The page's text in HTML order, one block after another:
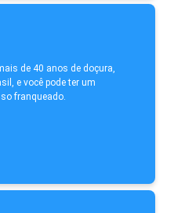
de 40 anos de doçura,
e você pode ter um
franqueado.